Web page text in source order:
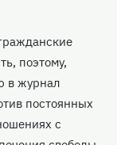
поэтому,
в журнал
постоянных
с